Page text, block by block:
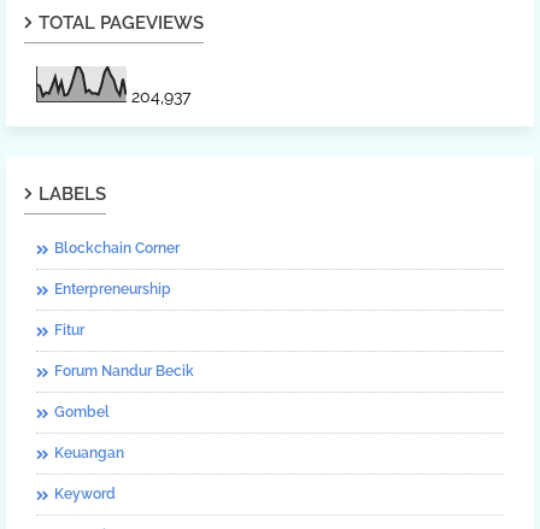
TOTAL PAGEVIEWS
204,937
LABELS
Blockchain Corner
Enterpreneurship
Fitur
Forum Nandur Becik
Gombel
Keuangan
Keyword